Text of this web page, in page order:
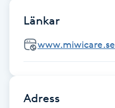
HIFU
Länkar
www.miwicare.se
Adress